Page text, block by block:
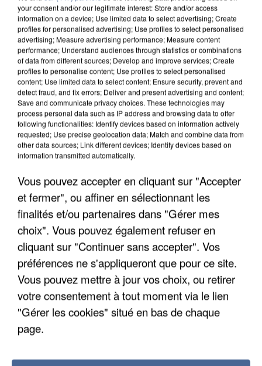
LES DONNÉES DE 300 000 CLIENTS DÉROBÉES À
your consent and/or our legitimate interest: Store and/or access
information on a device; Use limited data to select advertising; Create
profiles for personalised advertising; Use profiles to select personalised
advertising; Measure advertising performance; Measure content
performance; Understand audiences through statistics or combinations
of data from different sources; Develop and improve services; Create
profiles to personalise content; Use profiles to select personalised
content; Use limited data to select content; Ensure security, prevent and
detect fraud, and fix errors; Deliver and present advertising and content;
Save and communicate privacy choices. These technologies may
process personal data such as IP address and browsing data to offer
following functionalities: Identify devices based on information actively
requested; Use precise geolocation data; Match and combine data from
other data sources; Link different devices; Identify devices based on
information transmitted automatically.
Vous pouvez accepter en cliquant sur "Accepter
et fermer", ou affiner en sélectionnant les
finalités et/ou partenaires dans "Gérer mes
choix". Vous pouvez également refuser en
cliquant sur "Continuer sans accepter". Vos
préférences ne s'appliqueront que pour ce site.
Vous pouvez mettre à jour vos choix, ou retirer
votre consentement à tout moment via le lien
"Gérer les cookies" situé en bas de chaque
page.